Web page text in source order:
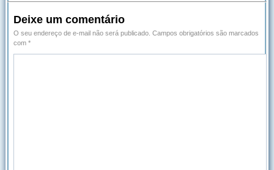
Deixe um comentário
O seu endereço de e-mail não será publicado. Campos obrigatórios são marcados
com *